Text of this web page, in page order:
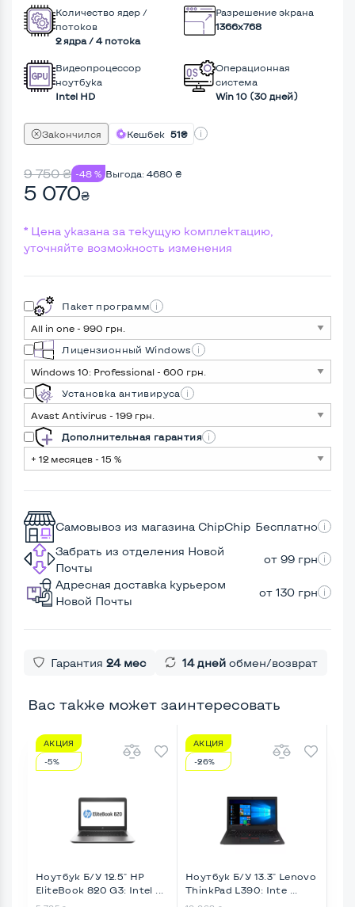
Количество ядер /
потоков
2 ядра / 4 потока
Разрешение экрана
1366x768
Видеопроцессор
ноутбука
Intel HD
Операционная
система
Win 10 (30 дней)
Закончился Кешбек 51₴
9 750₴ -48 % Выгода: 4680 ₴
5 070₴
* Цена указана за текущую комплектацию,
уточняйте возможность изменения
Пакет программ
Лицензионный Windows
Установка антивируса
Дополнительная гарантия
Самовывоз из магазина ChipChip Бесплатно
Забрать из отделения Новой
Почты
от 99 грн
Адресная доставка курьером
Новой Почты
от 130 грн
Гарантия 24 мес 14 дней обмен/возврат
Вас также может заинтересовать
АКЦИЯ
-5%
Ноутбук Б/У 12.5" HP
EliteBook 820 G3: Intel ...
АКЦИЯ
-26%
Ноутбук Б/У 13.3" Lenovo
ThinkPad L390: Inte ...